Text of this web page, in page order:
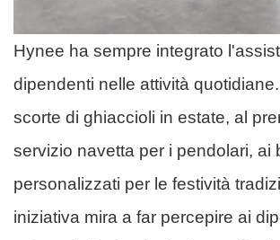
Hynee ha sempre integrato
dipendenti nelle attività
scorte di ghiaccioli in estate, al
servizio navetta per i pendolari, ai
personalizzati per le festività
iniziativa mira a far percepire ai